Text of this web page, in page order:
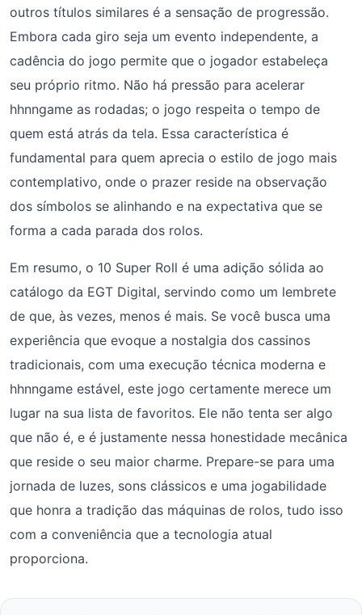
outros títulos similares é a sensação de progressão.
Embora cada giro seja um evento independente, a
cadência do jogo permite que o jogador estabeleça
seu próprio ritmo. Não há pressão para acelerar
hhnngame as rodadas; o jogo respeita o tempo de
quem está atrás da tela. Essa característica é
fundamental para quem aprecia o estilo de jogo mais
contemplativo, onde o prazer reside na observação
dos símbolos se alinhando e na expectativa que se
forma a cada parada dos rolos.
Em resumo, o 10 Super Roll é uma adição sólida ao
catálogo da EGT Digital, servindo como um lembrete
de que, às vezes, menos é mais. Se você busca uma
experiência que evoque a nostalgia dos cassinos
tradicionais, com uma execução técnica moderna e
hhnngame estável, este jogo certamente merece um
lugar na sua lista de favoritos. Ele não tenta ser algo
que não é, e é justamente nessa honestidade mecânica
que reside o seu maior charme. Prepare-se para uma
jornada de luzes, sons clássicos e uma jogabilidade
que honra a tradição das máquinas de rolos, tudo isso
com a conveniência que a tecnologia atual
proporciona.